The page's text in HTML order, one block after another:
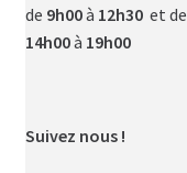
de 9h00à 12h30 et de
14h00à 19h00
Suivez nous !